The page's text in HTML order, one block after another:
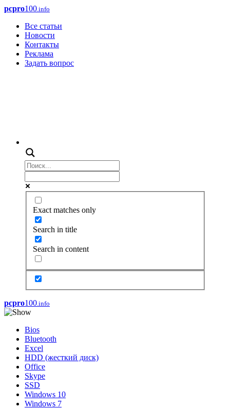
pcpro100.info
Все статьи
Новости
Контакты
Реклама
Задать вопрос
Exact matches only
Search in title
Search in content
pcpro100.info
Bios
Bluetooth
Excel
HDD (жесткий диск)
Office
Skype
SSD
Windows 10
Windows 7